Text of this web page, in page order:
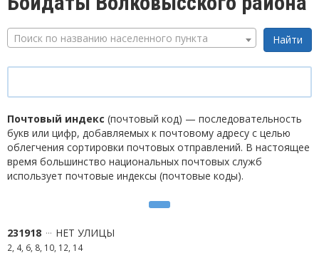
Поиск по названию населенного пункта
Почтовый индекс (почтовый код) — последовательность
букв или цифр, добавляемых к почтовому адресу с целью
облегчения сортировки почтовых отправлений. В настоящее
время большинство национальных почтовых служб
использует почтовые индексы (почтовые коды).
231918 НЕТ УЛИЦЫ
2, 4, 6, 8, 10, 12, 14